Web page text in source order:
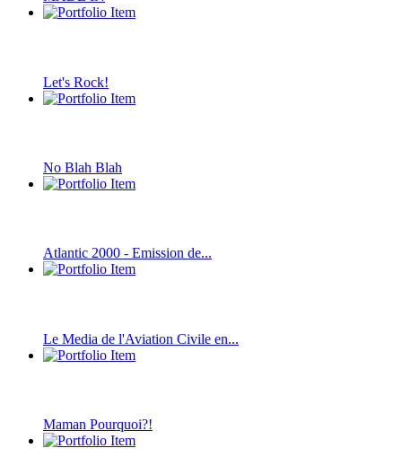
Let's Rock!
No Blah Blah
Atlantic 2000 - Emission de...
Le Media de l'Aviation Civile en...
Maman Pourquoi?!